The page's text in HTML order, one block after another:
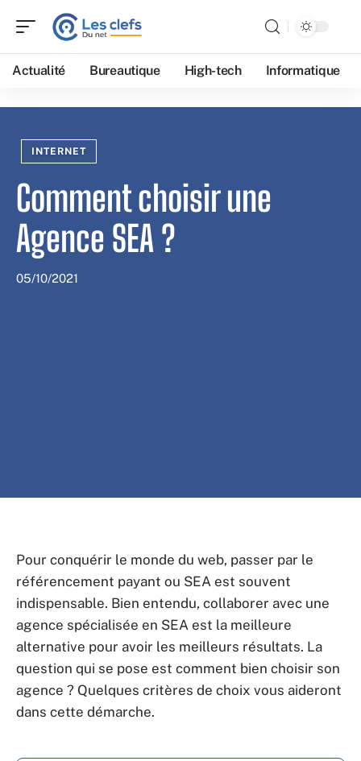
Actualité Bureautique High-tech Informatique
INTERNET
Comment choisir une
Agence SEA ?
05/10/2021
Pour conquérir le monde du web, passer par le
référencement payant ou SEA est souvent
indispensable. Bien entendu, collaborer avec une
agence spécialisée en SEA est la meilleure
alternative pour avoir les meilleurs résultats. La
question qui se pose est comment bien choisir son
agence ? Quelques critères de choix vous aideront
dans cette démarche.